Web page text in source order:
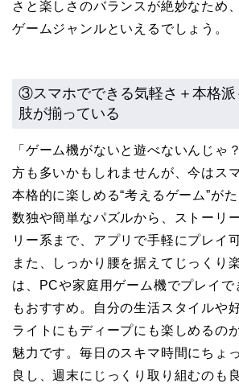
さと楽しさのバランスが絶妙なため
ゲームジャンルといえるでしょう。
③スマホでできる気軽さ＋本格派
肢が揃っている
「ゲーム機がないと遊べないんじゃ
方も多いかもしれませんが、今はス
本格的に楽しめる“考えるゲーム”が
数独や簡単なパズルから、ストーリ
リー系まで、アプリで手軽にプレイ可
また、しっかり腰を据えてじっくり
は、PCや家庭用ゲーム機でプレイで
もおすすめ。自分の生活スタイルや
ライトにもディープにも楽しめるの
魅力です。毎日のスキマ時間にちょ
良し、週末にじっくり取り組むのも